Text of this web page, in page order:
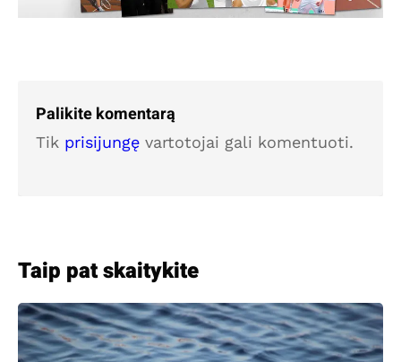
Palikite komentarą
Tik prisijungę vartotojai gali komentuoti.
Taip pat skaitykite